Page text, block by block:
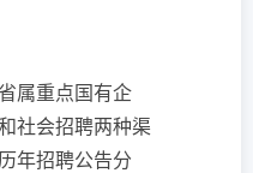
属重点国有企
社会招聘两种渠
年招聘公告分